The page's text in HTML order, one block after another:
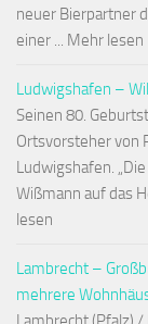
neuer Bierpartner
einer ... Mehr lesen
Ludwigshafen –
Seinen 80.
Ortsvorsteher von
Ludwigshafen.
Wißmann auf das
lesen
Lambrecht –
mehrere